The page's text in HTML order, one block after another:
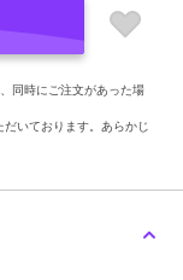
同時にご注文があった場
いております。あらかじ